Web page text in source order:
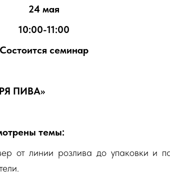
24 мая
10:00-11:00
Состоится семинар
ПИВА»
темы:
от линии розлива до упаковки и